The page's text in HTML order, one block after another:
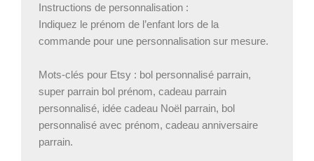
Instructions de personnalisation :
Indiquez le prénom de l’enfant lors de la
commande pour une personnalisation sur mesure.
Mots-clés pour Etsy : bol personnalisé parrain,
super parrain bol prénom, cadeau parrain
personnalisé, idée cadeau Noël parrain, bol
personnalisé avec prénom, cadeau anniversaire
parrain.